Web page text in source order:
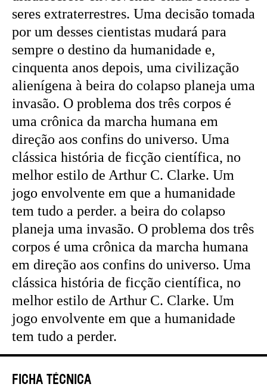
Ficha Técnica
seres extraterrestres. Uma decisão tomada
por um desses cientistas mudará para
sempre o destino da humanidade e,
cinquenta anos depois, uma civilização
alienígena à beira do colapso planeja uma
invasão. O problema dos três corpos é
uma crônica da marcha humana em
direção aos confins do universo. Uma
clássica história de ficção científica, no
melhor estilo de Arthur C. Clarke. Um
jogo envolvente em que a humanidade
tem tudo a perder. a beira do colapso
planeja uma invasão. O problema dos três
corpos é uma crônica da marcha humana
em direção aos confins do universo. Uma
clássica história de ficção científica, no
melhor estilo de Arthur C. Clarke. Um
jogo envolvente em que a humanidade
tem tudo a perder.